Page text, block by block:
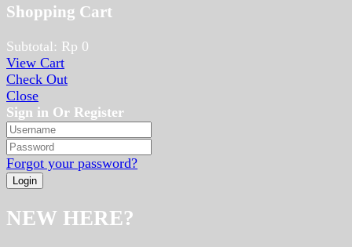
Shopping Cart
Subtotal: Rp 0
View Cart
Check Out
Close
Sign in Or Register
Forgot your password?
NEW HERE?